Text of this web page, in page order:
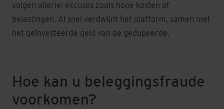
volgen allerlei excuses zoals hoge kosten of
belastingen. Al snel verdwijnt het platform, samen met
het geïnvesteerde geld van de gedupeerde.
Hoe kan u beleggingsfraude
voorkomen?